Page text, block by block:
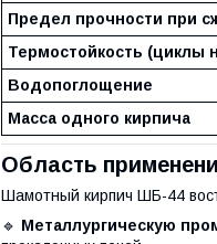
Предел прочности при
Термостойкость (циклы
Водопоглощение
Масса одного кирпича
Область
Шамотный кирпич ШБ-44
🔹 Металлургическую